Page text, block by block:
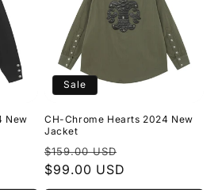
New
Sale
CH-Chrome Hearts 2024 New
Jacket
Normaler
Preis
$159.00 USD
$99.00 USD